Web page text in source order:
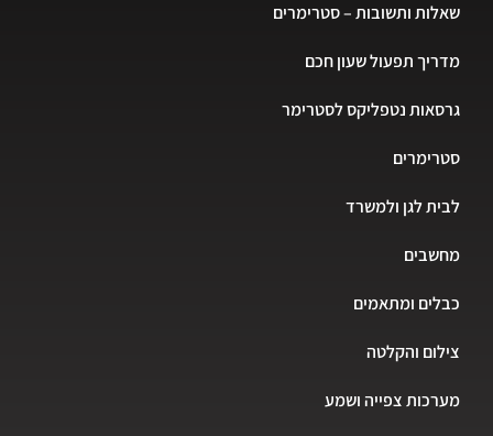
שאלות ותשובות – סטרימרים
מדריך תפעול שעון חכם
גרסאות נטפליקס לסטרימר
סטרימרים
לבית לגן ולמשרד
מחשבים
כבלים ומתאמים
צילום והקלטה
מערכות צפייה ושמע